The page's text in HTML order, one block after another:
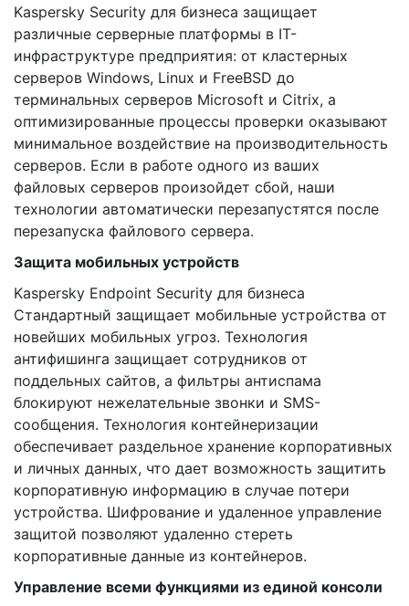
Kaspersky Security для бизнеса защищает
различные серверные платформы в IT-
инфраструктуре предприятия: от кластерных
серверов Windows, Linux и FreeBSD до
терминальных серверов Microsoft и Citrix, а
оптимизированные процессы проверки оказывают
минимальное воздействие на производительность
серверов. Если в работе одного из ваших
файловых серверов произойдет сбой, наши
технологии автоматически перезапустятся после
перезапуска файлового сервера.
Защита мобильных устройств
Kaspersky Endpoint Security для бизнеса
Стандартный защищает мобильные устройства от
новейших мобильных угроз. Технология
антифишинга защищает сотрудников от
поддельных сайтов, а фильтры антиспама
блокируют нежелательные звонки и SMS-
сообщения. Технология контейнеризации
обеспечивает раздельное хранение корпоративных
и личных данных, что дает возможность защитить
корпоративную информацию в случае потери
устройства. Шифрование и удаленное управление
защитой позволяют удаленно стереть
корпоративные данные из контейнеров.
Управление всеми функциями из единой консоли